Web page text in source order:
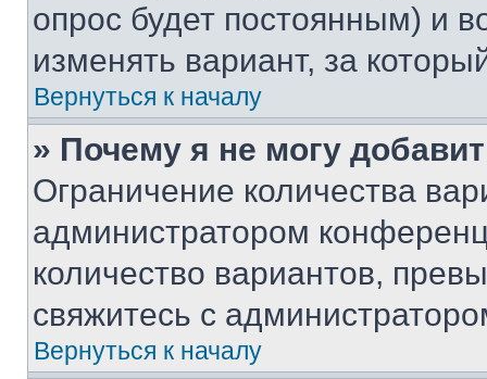
опрос будет постоянным) и
изменять вариант, за
Вернуться к началу
» Почему я не могу
Ограничение количества
администратором
количество вариантов,
свяжитесь с
Вернуться к началу